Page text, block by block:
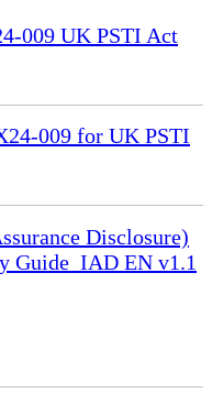
009 UK PSTI Act
009 for UK PSTI
Disclosure)
Guide_IAD EN v1.1